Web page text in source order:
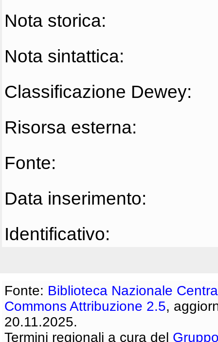
Nota storica:
Nota sintattica:
Classificazione Dewey:
Risorsa esterna:
Fonte:
Data inserimento:
Identificativo:
Fonte: Biblioteca Nazionale
Commons Attribuzione 2.5,
20.11.2025.
Termini regionali a cura del